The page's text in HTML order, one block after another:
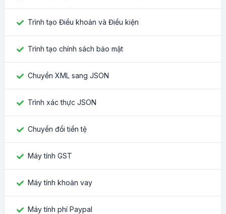
Trình tạo Điều khoản và Điều kiện
Trình tạo chính sách bảo mật
Chuyển XML sang JSON
Trình xác thực JSON
Chuyển đổi tiền tệ
Máy tính GST
Máy tính khoản vay
Máy tính phí Paypal